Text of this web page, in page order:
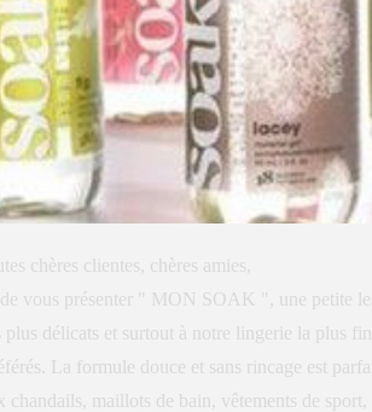
chères clientes, chères amies,
de vous présenter " MON SOAK ", une petite
plus délicats et surtout à notre lingerie la plus
La formule douce et sans rincage est
chandails, maillots de bain, vêtements de